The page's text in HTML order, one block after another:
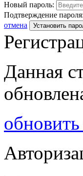
Новый пароль:
Подтверждение пароля:
отмена
Установить
Данная